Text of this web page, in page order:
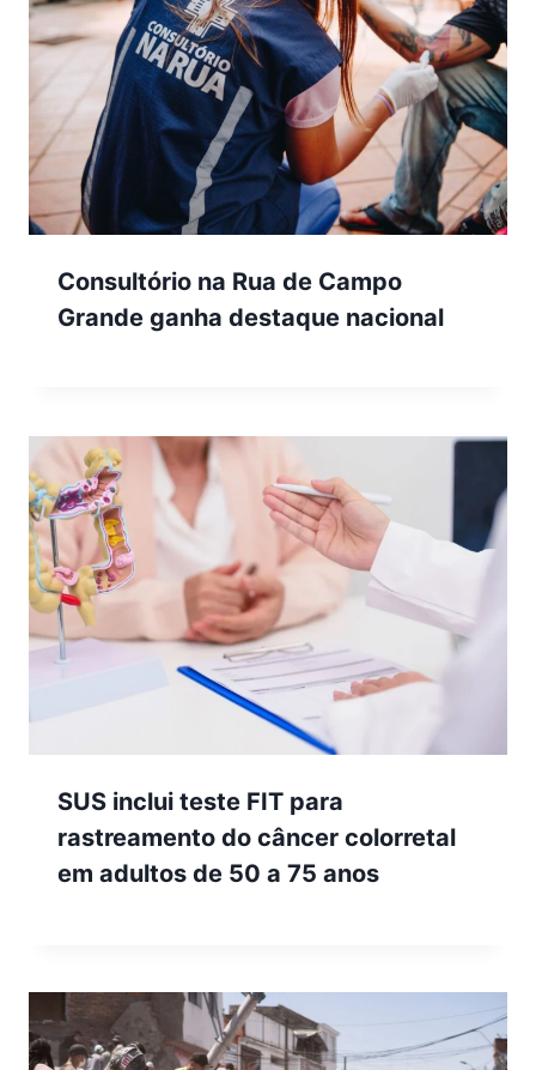
Consultório na Rua de Campo
Grande ganha destaque nacional
SUS inclui teste FIT para
rastreamento do câncer colorretal
em adultos de 50 a 75 anos